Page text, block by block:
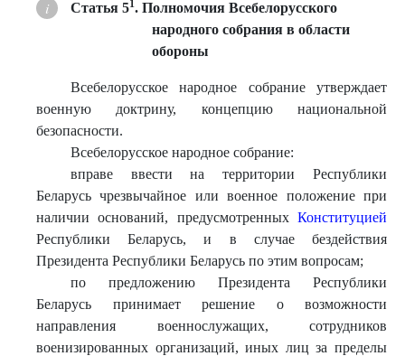
Статья 51. Полномочия Всебелорусского
народного собрания в области
обороны
Всебелорусское народное собрание утверждает
военную доктрину, концепцию национальной
безопасности.
Всебелорусское народное собрание:
вправе ввести на территории Республики
Беларусь чрезвычайное или военное положение при
наличии оснований, предусмотренных Конституцией
Республики Беларусь, и в случае бездействия
Президента Республики Беларусь по этим вопросам;
по предложению Президента Республики
Беларусь принимает решение о возможности
направления военнослужащих, сотрудников
военизированных организаций, иных лиц за пределы